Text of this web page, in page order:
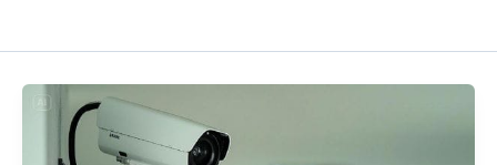
Keamanan
Jam!